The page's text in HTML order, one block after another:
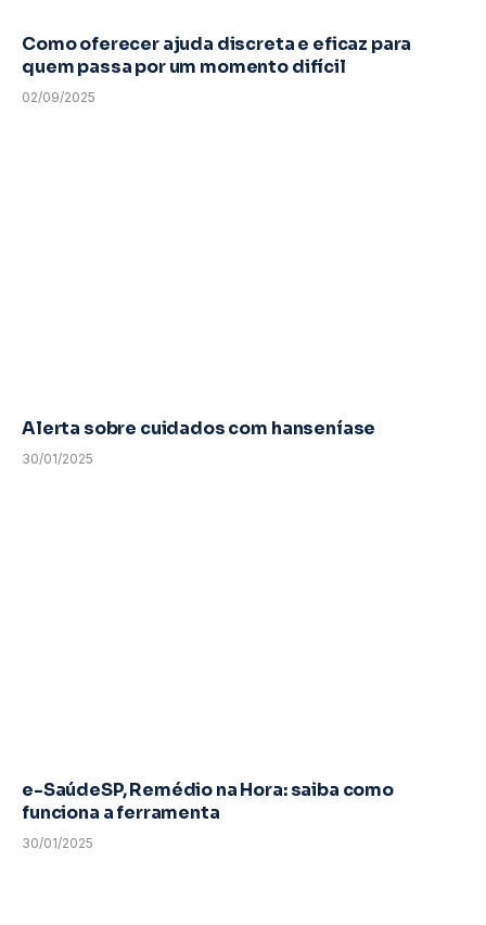
Como oferecer ajuda discreta e eficaz para
quem passa por um momento difícil
02/09/2025
Alerta sobre cuidados com hanseníase
30/01/2025
e-SaúdeSP, Remédio na Hora: saiba como
funciona a ferramenta
30/01/2025